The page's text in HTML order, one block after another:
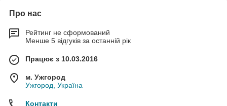
Про нас
Рейтинг не сформований
Менше 5 відгуків за останній рік
Працює з 10.03.2016
м. Ужгород
Ужгород, Україна
Контакти